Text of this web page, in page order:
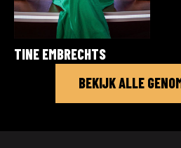
TINE EMBRECHTS
BEKIJK ALLE